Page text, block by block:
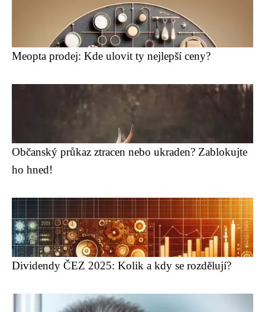
Meopta prodej: Kde ulovit ty nejlepší ceny?
Občanský průkaz ztracen nebo ukraden? Zablokujte
ho hned!
Dividendy ČEZ 2025: Kolik a kdy se rozdělují?